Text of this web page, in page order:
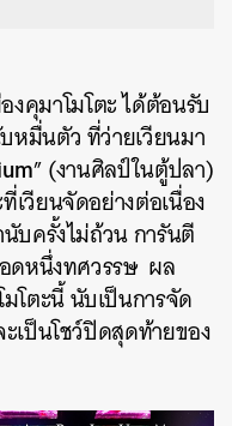
งคุมาโมโตะ ได้ต้อนรับ
มื่นตัว ที่ว่ายเวียนมา
” (งานศิลป์ในตู้ปลา)
วียนจัดอย่างต่อเนื่อง
บครั้งไม่ถ้วน การันตี
ดหนึ่งทศวรรษ ผล
โตะนี้นับเป็นการจัด
เป็นโชว์ปิดสุดท้ายของ